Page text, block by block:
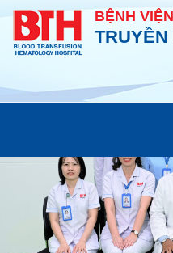
BỆNH VIỆN
TRUYỀN